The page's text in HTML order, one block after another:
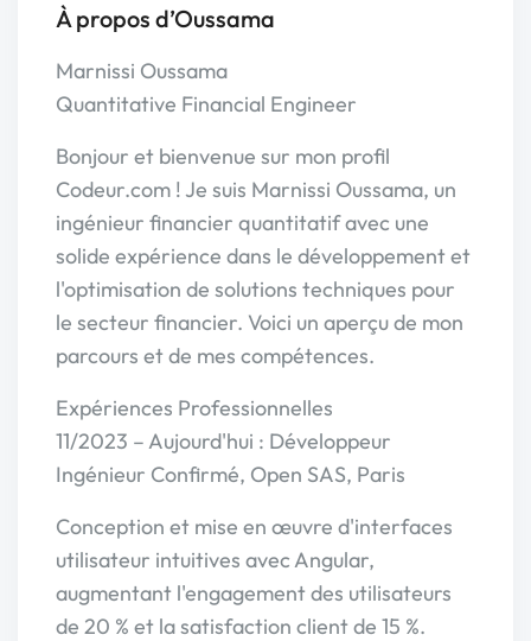
À propos d’Oussama
Marnissi Oussama
Quantitative Financial Engineer
Bonjour et bienvenue sur mon profil
Codeur.com ! Je suis Marnissi Oussama, un
ingénieur financier quantitatif avec une
solide expérience dans le développement et
l'optimisation de solutions techniques pour
le secteur financier. Voici un aperçu de mon
parcours et de mes compétences.
Expériences Professionnelles
11/2023 – Aujourd'hui : Développeur
Ingénieur Confirmé, Open SAS, Paris
Conception et mise en œuvre d'interfaces
utilisateur intuitives avec Angular,
augmentant l'engagement des utilisateurs
de 20 % et la satisfaction client de 15 %.